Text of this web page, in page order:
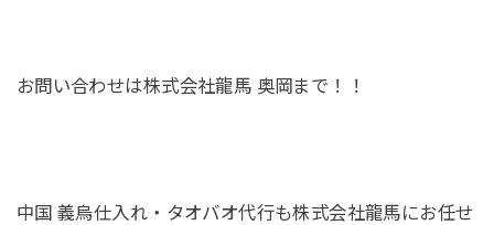
お問い合わせは株式会社龍馬 奥岡まで！！
中国 義烏仕入れ・タオバオ代行も株式会社龍馬にお任せ